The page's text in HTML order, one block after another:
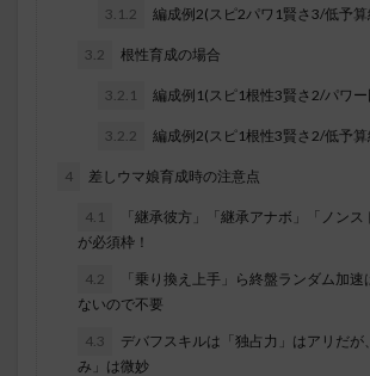
3.1.2 編成例2(スピ2パワ1賢さ3/低予
3.2 根性育成の場合
3.2.1 編成例1(スピ1根性3賢さ2/パワ
3.2.2 編成例2(スピ1根性3賢さ2/低予
4 差しウマ娘育成時の注意点
4.1
「継承彼方」「継承アナボ」「ノンス
が必須枠！
4.2
「乗り換え上手」ら終盤ランダム加速
ないので不要
4.3
デバフスキルは「独占力」はアリだが
み」は微妙